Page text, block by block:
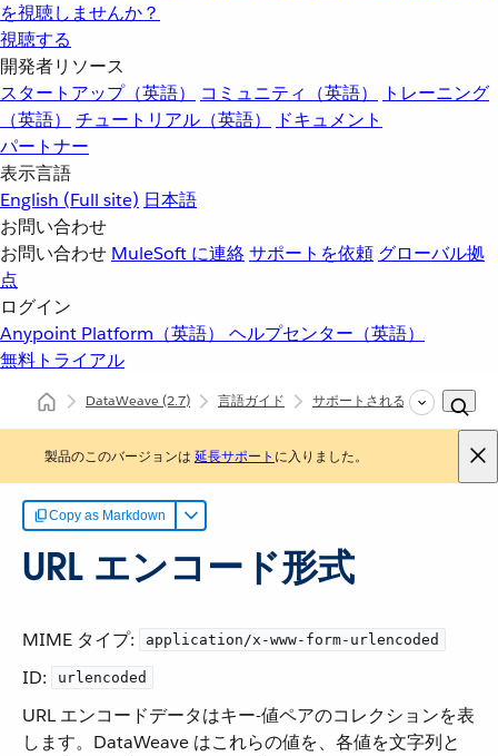
を視聴しませんか？
視聴する
開発者リソース
スタートアップ（英語）
コミュニティ（英語）
トレーニング
（英語）
チュートリアル（英語）
ドキュメント
パートナー
表示言語
English (Full site) 日本語
お問い合わせ
お問い合わせ MuleSoft に連絡サポートを依頼 グローバル拠
点
ログイン
Anypoint Platform（英語） ヘルプセンター（英語）
無料トライアル
DataWeave(2.7) 言語ガイド サポートされるデータ形式
製品のこのバージョンは 延長サポート に入りました。
Copy as Markdown
URL エンコード形式
MIME タイプ: application/x-www-form-urlencoded
ID: urlencoded
URL エンコードデータはキー-値ペアのコレクションを表
します。DataWeave はこれらの値を、各値を文字列と